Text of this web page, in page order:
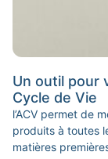
Un outil pour
Cycle de Vie
l’ACV permet de
produits à toutes
matières